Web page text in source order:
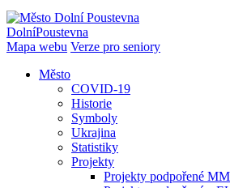
DolníPoustevna
Mapa webu Verze pro seniory
Město
COVID-19
Historie
Symboly
Ukrajina
Statistiky
Projekty
Projekty podpořené